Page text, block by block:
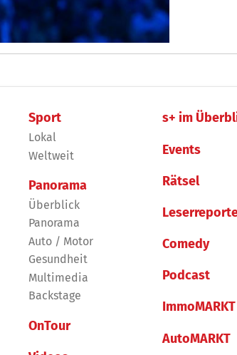
Sport
Lokal
Weltweit
Panorama
Überblick
Panorama
Auto / Motor
Gesundheit
Multimedia
Backstage
OnTour
s+ im
Events
Rätsel
Comedy
Podcast
ImmoMARKT
AutoMARKT